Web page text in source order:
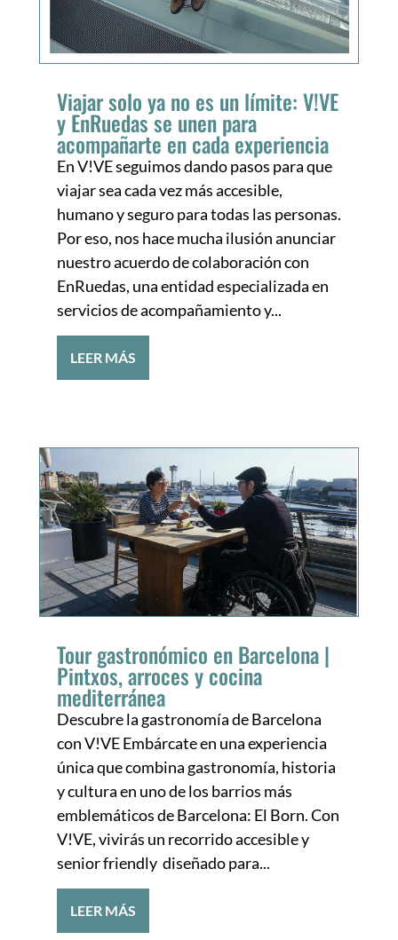
Viajar solo ya no es un límite: V!VE
y EnRuedas se unen para
acompañarte en cada experiencia
En V!VE seguimos dando pasos para que
viajar sea cada vez más accesible,
humano y seguro para todas las personas.
Por eso, nos hace mucha ilusión anunciar
nuestro acuerdo de colaboración con
EnRuedas, una entidad especializada en
servicios de acompañamiento y...
LEER MÁS
Tour gastronómico en Barcelona |
Pintxos, arroces y cocina
mediterránea
Descubre la gastronomía de Barcelona
con V!VE Embárcate en una experiencia
única que combina gastronomía, historia
y cultura en uno de los barrios más
emblemáticos de Barcelona: El Born. Con
V!VE, vivirás un recorrido accesible y
senior friendly diseñado para...
LEER MÁS